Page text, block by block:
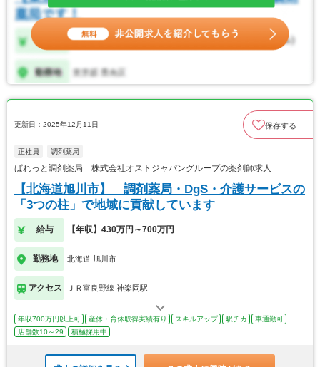
更新日：2025年12月11日 保存する
正社員 調剤薬局
ぱれっと調剤薬局 株式会社オストジャパングループの薬剤師求人
【北海道旭川市】 調剤薬局・DgS・介護サービスの
「3つの柱」で地域に貢献しています
給与 【年収】430万円～700万円
勤務地 北海道 旭川市
アクセス ＪＲ富良野線 神楽岡駅
年収700万円以上可 産休・育休取得実績有り スキルアップ 駅チカ
車通勤可
店舗数10～29
積極採用中